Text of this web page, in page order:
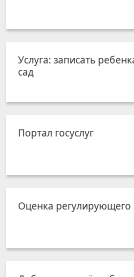
Услуга: записать
сад
Портал госуслуг
Оценка регулирующего